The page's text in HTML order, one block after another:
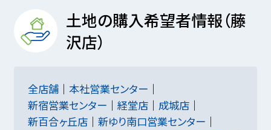
土地の購入希望者情報（藤
沢店）
全店舗
本社営業センター
新宿営業センター
経堂店
成城店
新百合ヶ丘店
新ゆり南口営業センター